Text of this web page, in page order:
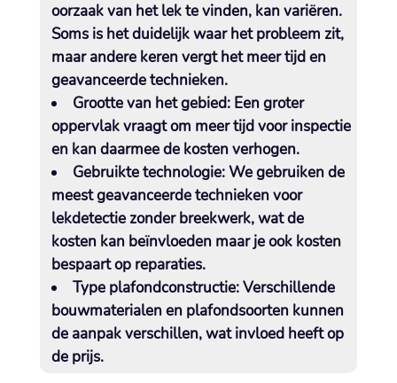
oorzaak van het lek te vinden, kan variëren.​
Soms is het duidelijk waar het probleem zit,
maar andere keren vergt het meer tijd en
geavanceerde technieken.​
Grootte van het gebied:Een groter
oppervlak vraagt om meer tijd voor inspectie
en kan daarmee de kosten verhogen.​
Gebruikte technologie:We gebruiken de
meest geavanceerde technieken voor
lekdetectie zonder breekwerk, wat de
kosten kan beïnvloeden maar je ook kosten
bespaart op reparaties.​
Type plafondconstructie:Verschillende
bouwmaterialen en plafondsoorten kunnen
de aanpak verschillen, wat invloed heeft op
de prijs.​